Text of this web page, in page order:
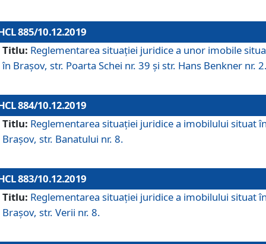
885/10.12.2019
Titlu: Reglementarea situației juridice a unor imobile
în Brașov, str. Poarta Schei nr. 39 și str. Hans Benkner nr.
884/10.12.2019
Titlu: Reglementarea situației juridice a imobilului situat
Brașov, str. Banatului nr. 8.
883/10.12.2019
Titlu: Reglementarea situației juridice a imobilului situat
Brașov, str. Verii nr. 8.